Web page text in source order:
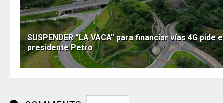
SUSPENDER “LA VACA” para financiar vías 4G pide
presidente Petro